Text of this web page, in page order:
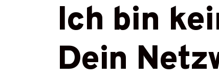
Ich bin
Dein